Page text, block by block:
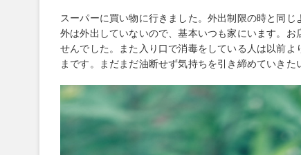
スーパーに買い物に行きました。外出制限の時と同
外は外出していないので、基本いつも家にいます。
せんでした。また入り口で消毒をしている人は以前
まです。まだまだ油断せず気持ちを引き締めていきた